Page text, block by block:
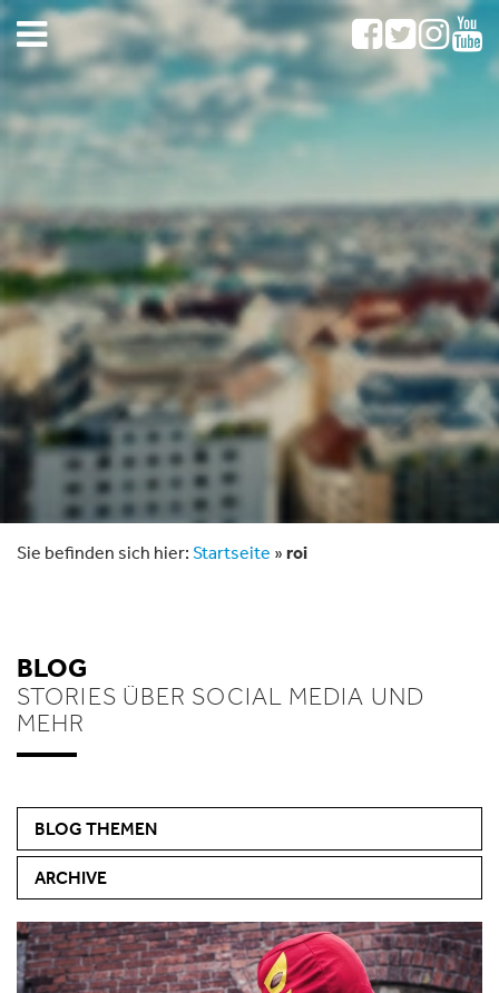
Sie befinden sich hier: Startseite » roi
BLOG
STORIES ÜBER SOCIAL MEDIA UND
MEHR
BLOG THEMEN
ARCHIVE